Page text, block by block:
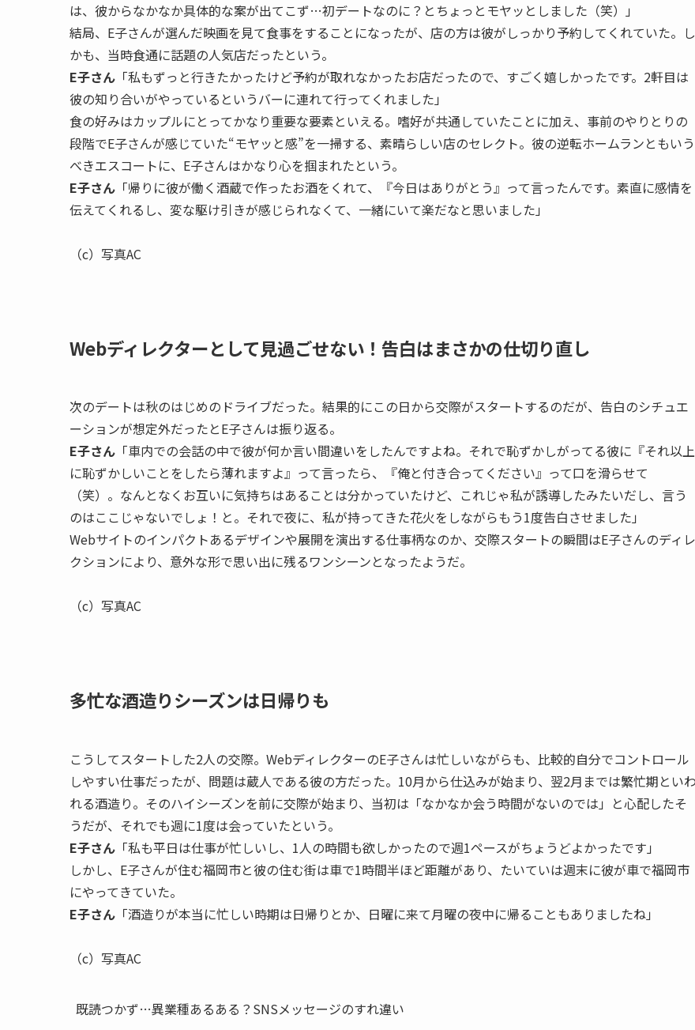
は、彼からなかなか具体的な案が出てこず…初デートなのに？とちょっとモヤッとしました（笑）」
結局、E子さんが選んだ映画を見て食事をすることになったが、店の方は彼がしっかり予約してくれていた。し
かも、当時食通に話題の人気店だったという。
E子さん 「私もずっと行きたかったけど予約が取れなかったお店だったので、すごく嬉しかったです。2軒目は
彼の知り合いがやっているというバーに連れて行ってくれました」
食の好みはカップルにとってかなり重要な要素といえる。嗜好が共通していたことに加え、事前のやりとりの
段階でE子さんが感じていた“モヤッと感”を一掃する、素晴らしい店のセレクト。彼の逆転ホームランともいう
べきエスコートに、E子さんはかなり心を掴まれたという。
E子さん 「帰りに彼が働く酒蔵で作ったお酒をくれて、『今日はありがとう』って言ったんです。素直に感情を
伝えてくれるし、変な駆け引きが感じられなくて、一緒にいて楽だなと思いました」
ーションが想定外だったとE子さんは振り返る。
E子さん
「車内での会話の中で彼が何か言い間違いをしたんですよね。それで恥ずかしがってる彼に『それ以上
に恥ずかしいことをしたら薄れますよ』って言ったら、『俺と付き合ってください』って口を滑らせて
（笑）。なんとなくお互いに気持ちはあることは分かっていたけど、これじゃ私が誘導したみたいだし、言う
のはここじゃないでしょ！と。それで夜に、私が持ってきた花火をしながらもう1度告白させました」
Webサイトのインパクトあるデザインや展開を演出する仕事柄なのか、交際スタートの瞬間はE子さんのディレ
クションにより、意外な形で思い出に残るワンシーンとなったようだ。
（c）写真AC
多忙な酒造りシーズンは日帰りも